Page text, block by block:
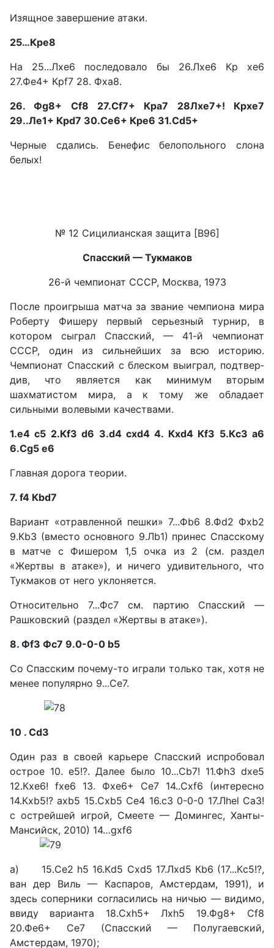
Изящное завершение атаки.
25…Кре8
На 25...Лхе6 последовало бы 26.Лхе6 Кр хе6
27.Фе4+ Крf7 28. Фха8.
26. Фg8+ Сf8 27.Сf7+ Кра7 28Лхе7+! Крхе7
29..Ле1+ Крd7 30.Се6+ Кре6 31.Сd5+
Черные сдались. Бенефис белопольного слона
белых!
№ 12 Сицилианская защита [В96]
Спасский — Тукмаков
26-й чемпионат СССР, Москва, 1973
После проигрыша матча за звание чемпиона мира
Робер­ту Фишеру первый серьезный турнир, в
котором сыграл Спас­ский, — 41-й чемпионат
СССР, один из сильнейших за всю историю.
Чемпионат Спасский с блеском выиграл, подтвер­
див, что является как минимум вторым
шахматистом мира, а к тому же обладает
сильными во­левыми качествами.
1.е4 с5 2.Кf3 d6 3.d4 cxd4 4. Кxd4 Кf3 5.Кc3 a6
6.Сg5 e6
Главная дорога теории.
7. f4 Кbd7
Вариант «отравленной пеш­ки» 7...Фb6 8.Фd2 Фxb2
9.Кb3 (вместо основного 9.Лb1) принес Спасскому
в матче с Фишером 1,5 очка из 2 (см. раздел
«Жерт­вы в атаке»), и ничего удиви­тельного, что
Тукмаков от него уклоняется.
Относительно 7...Фс7 см. пар­тию Спасский —
Рашковский (раздел «Жертвы в атаке»).
8. Фf3 Фс7 9.0-0-0 b5
Со Спасским почему-то игра­ли только так, хотя не
менее по­пулярно 9...Сe7.
10 . Сd3
Один раз в своей карьере Спасский испробовал
острое 10. е5!?. Далее было 10...Сb7! 11.Фh3 dxe5
12.Кхе6! fxe6 13. Фхе6+ Сe7 14..Сxf6 (инте­ресно
14.Кхb5!? ахb5 15.Сxb5 Се4 16.с3 0-0-0 17.Лhel Са3!
с острейшей игрой, Смеете — До­мингес, Ханты-
Мансийск, 2010) 14…gxf6
а) 15.Сe2 h5 16.Кd5 Сxd5 17.Лxd5 Кb6 (17...Кc5!?,
ван дер Виль — Каспаров, Амстердам, 1991), и
здесь соперники со­гласились на ничью — види­мо,
ввиду варианта 18.Сxh5+ Лxh5 19.Фg8+ Сf8
20.Фe6+ Сe7 (Спасский — Полугаевский,
Амстердам, 1970);